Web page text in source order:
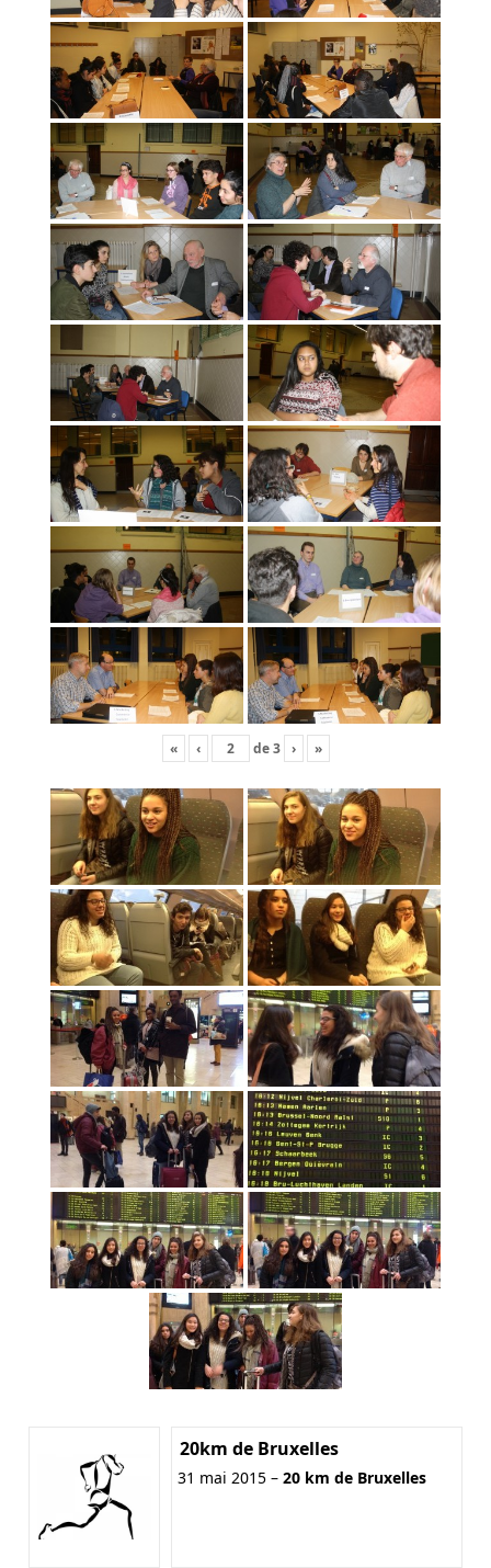
« ‹ de3 › »
20km de Bruxelles
31 mai 2015 – 20 km de Bruxelles